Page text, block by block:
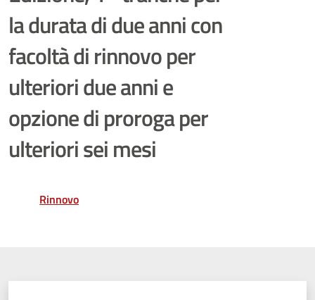
la durata di due anni con
facoltà di rinnovo per
ulteriori due anni e
opzione di proroga per
ulteriori sei mesi
Rinnovo